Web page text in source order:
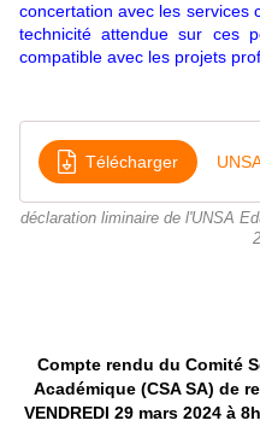
concertation avec les services
technicité attendue sur ces
compatible avec les projets
Télécharger
déclaration liminaire de l'UNSA
Compte rendu du Comité
Académique (CSA SA) de
VENDREDI 29 mars 2024 à